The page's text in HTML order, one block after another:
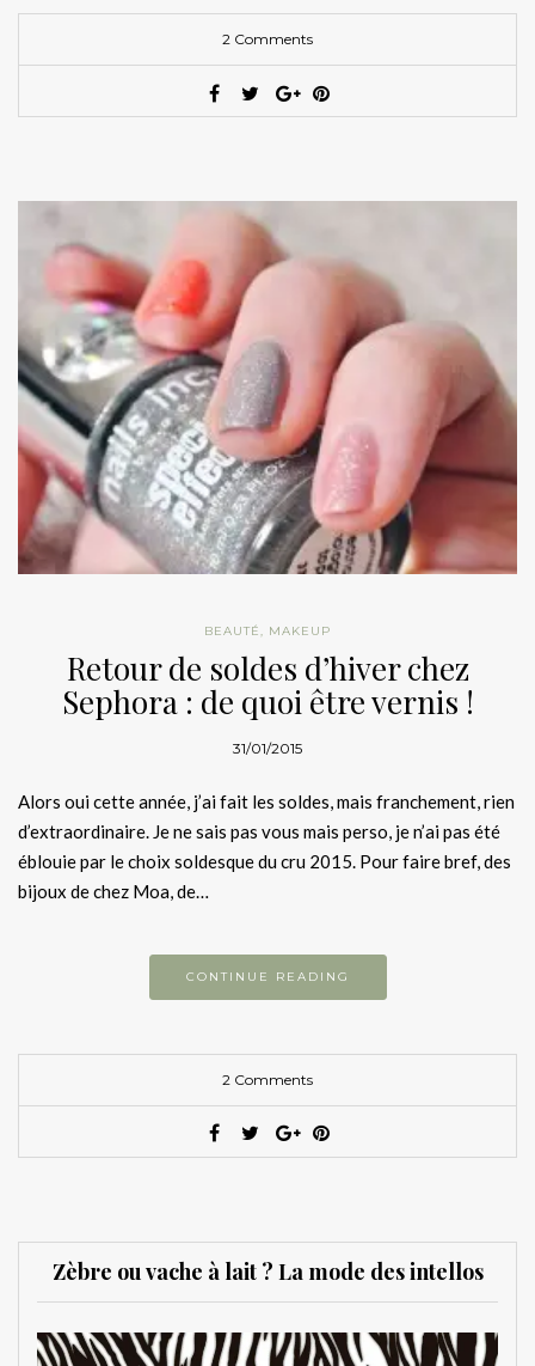
2 Comments
BEAUTÉ, MAKEUP
Retour de soldes d’hiver chez
Sephora : de quoi être vernis !
31/01/2015
Alors oui cette année, j’ai fait les soldes, mais franchement, rien
d’extraordinaire. Je ne sais pas vous mais perso, je n’ai pas été
éblouie par le choix soldesque du cru 2015. Pour faire bref, des
bijoux de chez Moa, de…
CONTINUE READING
2 Comments
Zèbre ou vache à lait ? La mode des intellos